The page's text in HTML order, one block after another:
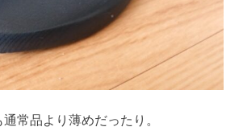
常品より薄めだったり。